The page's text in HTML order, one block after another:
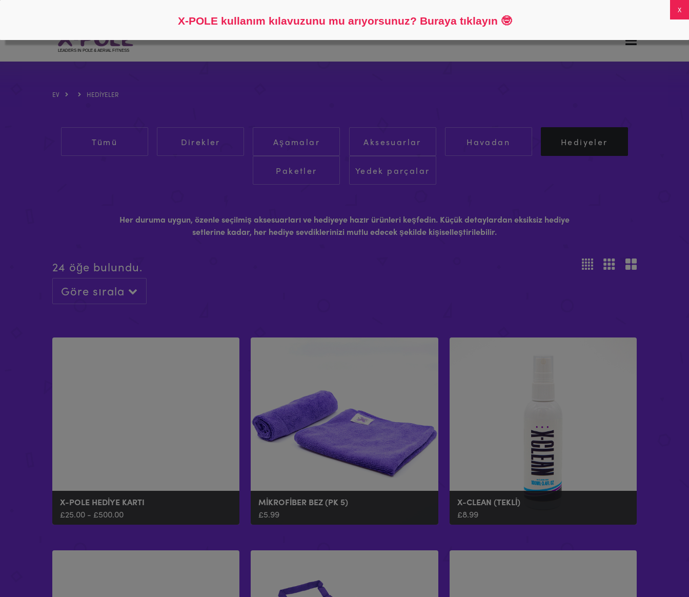
EV HEDIYELER
Tümü Direkler Aşamalar Aksesuarlar Havadan Hediyeler
Paketler Yedek parçalar
Her duruma uygun, özenle seçilmiş aksesuarları ve hediyeye hazır ürünleri keşfedin. Küçük detaylardan eksiksiz hediye
setlerine kadar, her hediye sevdiklerinizi mutlu edecek şekilde kişiselleştirilebilir.
24 öğe bulundu.
Göre sırala
X-POLE HEDİYE KARTI
£25.00 - £500.00
MIKROFIBER BEZ (PK 5)
£5.99
X-CLEAN (TEKLI)
£8.99
X-POLE kullanım kılavuzunu mu arıyorsunuz? Buraya tıklayın 🤓